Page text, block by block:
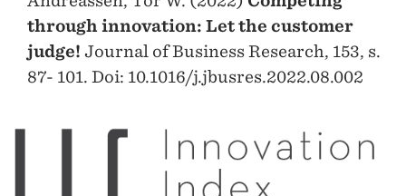
through innovation: Let the customer
judge! Journal of Business Research, 153, s.
87- 101. Doi: 10.1016/j.jbusres.2022.08.002